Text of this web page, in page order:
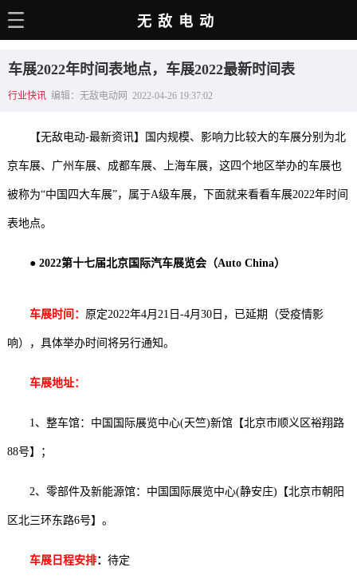
电动百科
选车推荐
充电站
经销商
无敌电动
车展2022年时间表地点，车展2022最新时间表
行业快讯 编辑：无敌电动网 2022-04-26 19:37:02
【无敌电动-最新资讯】国内规模、影响力比较大的车展分别为北
京车展、广州车展、成都车展、上海车展，这四个地区举办的车展也
被称为“中国四大车展”，属于A级车展，下面就来看看车展2022年时间
表地点。
● 2022第十七届北京国际汽车展览会（Auto China）
车展时间： 原定2022年4月21日-4月30日，已延期（受疫情影
响），具体举办时间将另行通知。
车展地址：
1、整车馆：中国国际展览中心(天竺)新馆【北京市顺义区裕翔路
88号】；
2、零部件及新能源馆：中国国际展览中心(静安庄)【北京市朝阳
区北三环东路6号】。
车展日程安排： 待定